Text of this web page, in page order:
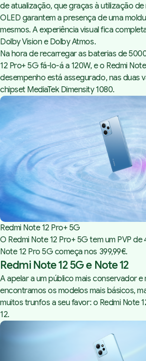
de atualização, que graças à utilização de
OLED garantem a presença de uma
mesmos. A experiência visual fica
Dolby Vision e Dolby Atmos.
Na hora de recarregar as baterias de
12 Pro+ 5G fá-lo-á a 120W, e o Redmi
desempenho está assegurado, nas duas
chipset MediaTek Dimensity 1080.
Redmi Note 12 Pro+ 5G
O Redmi Note 12 Pro+ 5G tem um PVP de
Note 12 Pro 5G começa nos 399,99€.
Redmi Note 12 5G e Note 12
A apelar a um público mais conservador e
encontramos os modelos mais básicos,
muitos trunfos a seu favor: o Redmi Note
12.